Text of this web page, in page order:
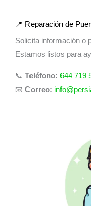
📍 Reparación de
Solicita información o
Estamos listos para
📞 Teléfono: 644 719
📧 Correo: